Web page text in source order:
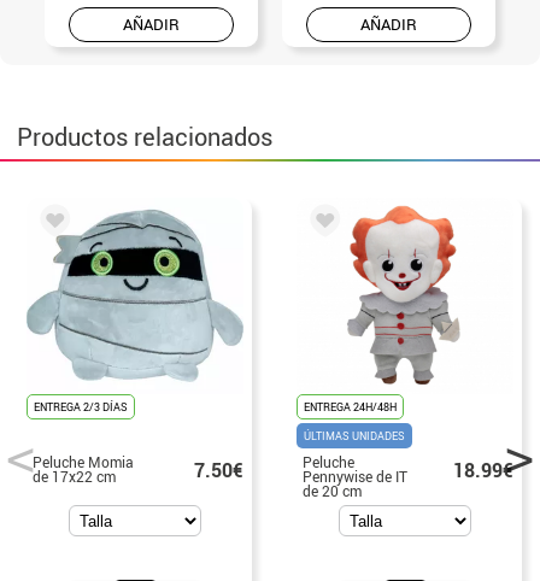
AÑADIR AÑADIR
Productos relacionados
ENTREGA 2/3 DÍAS
Peluche Momia
de 17x22 cm 7.50€
ENTREGA 24H/48H
ÚLTIMAS UNIDADES
Peluche
Pennywise de IT
de 20 cm
18.99€